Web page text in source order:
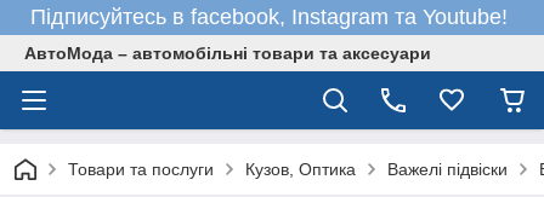
Підписуйтесь в facebook, Instagram та Youtube!
АвтоМода – автомобільні товари та аксесуари
Товари та послуги Кузов, Оптика Важелі підвіски